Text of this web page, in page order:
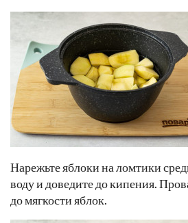
Нарежьте яблоки на ломтики
воду и доведите до кипения.
до мягкости яблок.